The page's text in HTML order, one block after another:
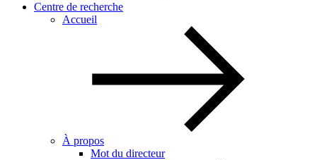
Centre de recherche
Accueil
À propos
Mot du directeur